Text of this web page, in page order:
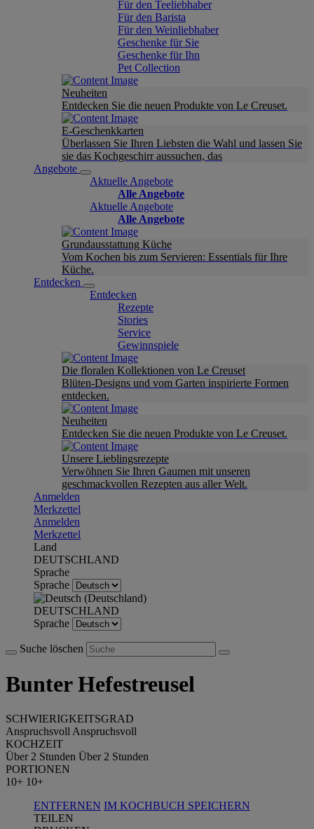
Für den Teeliebhaber
Für den Barista
Für den Weinliebhaber
Geschenke für Sie
Geschenke für Ihn
Pet Collection
Neuheiten
Entdecken Sie die neuen Produkte von Le Creuset.
E-Geschenkkarten
Überlassen Sie Ihren Liebsten die Wahl und lassen Sie
sie das Kochgeschirr aussuchen, das
Angebote
Aktuelle Angebote
Alle Angebote
Aktuelle Angebote
Alle Angebote
Grundausstattung Küche
Vom Kochen bis zum Servieren: Essentials für Ihre
Küche.
Entdecken
Entdecken
Rezepte
Stories
Service
Gewinnspiele
Die floralen Kollektionen von Le Creuset
Blüten-Designs und vom Garten inspirierte Formen
entdecken.
Neuheiten
Entdecken Sie die neuen Produkte von Le Creuset.
Unsere Lieblingsrezepte
Verwöhnen Sie Ihren Gaumen mit unseren
geschmackvollen Rezepten aus aller Welt.
Anmelden
Merkzettel
Anmelden
Merkzettel
Land
DEUTSCHLAND
Sprache
Sprache
DEUTSCHLAND
Sprache
Suche löschen
Bunter Hefestreusel
SCHWIERIGKEITSGRAD
Anspruchsvoll Anspruchsvoll
KOCHZEIT
Über 2 Stunden Über 2 Stunden
PORTIONEN
10+ 10+
ENTFERNEN IM KOCHBUCH SPEICHERN
TEILEN